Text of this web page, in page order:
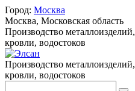
Город: Москва
Москва, Московская область
Производство металлоизделий,
кровли, водостоков
Производство металлоизделий,
кровли, водостоков